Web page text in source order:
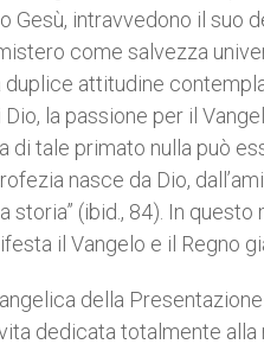
Gesù, intravvedono il suo
come salvezza
duplice attitudine
la passione per il
di tale primato nulla può
nasce da Dio,
(ibid., 84). In
il Vangelo e il Regno
della
dedicata totalmente